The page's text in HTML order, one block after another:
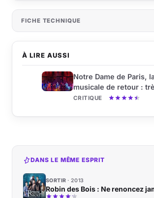
À LIRE AUSSI
Notre Dame de Paris,
musicale de retour :
CRITIQUE
FICHE TECHNIQUE
DANS LE MÊME ESPRIT
SORTIR 2013
Robin des Bois : Ne renoncez